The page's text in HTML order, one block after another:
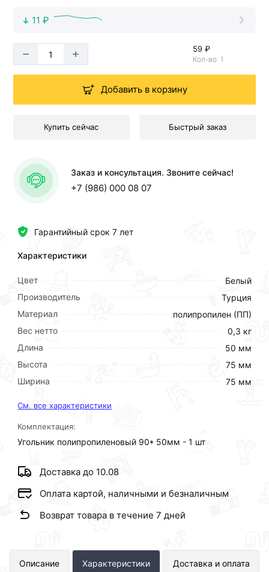
Гарантийный срок 7 лет
Характеристики
Цвет
Белый
Производитель
Турция
Материал
полипропилен (ПП)
Вес нетто
0,3 кг
Длина
50 мм
Высота
75 мм
Ширина
75 мм
См. все характеристики
Комплектация:
Угольник полипропиленовый 90* 50мм - 1 шт
Доставка до 10.08
Оплата картой, наличными и безналичным
Возврат товара в течение 7 дней
11 ₽
59 ₽
Кол-во: 1
Добавить в корзину
Купить сейчас Быстрый заказ
Заказ и консультация. Звоните сейчас!
+7 (986) 000 08 07
Описание Характеристики Доставка и оплата
Угольник 90*50мм KALDE R.3212-